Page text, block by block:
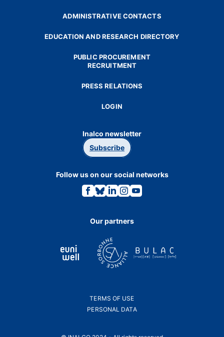
ADMINISTRATIVE CONTACTS
EDUCATION AND RESEARCH DIRECTORY
PUBLIC PROCUREMENT
RECRUITMENT
PRESS RELATIONS
LOGIN
Inalco newsletter
Subscribe
Follow us on our social networks
Link
to
page.
Link
to
page.
Link
to
page.
Link
to
page.
Link
to
page.
Our partners
TERMS OF USE
PERSONAL DATA